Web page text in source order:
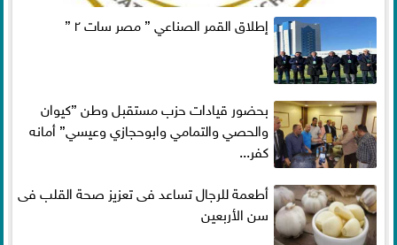
إطلاق القمر الصناعي ” مصر سات ٢ ”
بحضور قيادات حزب مستقبل وطن ”كيوان
والحصي والتمامي وابوحجازي وعيسي” أمانه
كفر...
أطعمة للرجال تساعد فى تعزيز صحة القلب فى
سن الأربعين